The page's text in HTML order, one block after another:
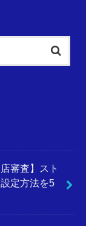
審査】スト
定方法を5